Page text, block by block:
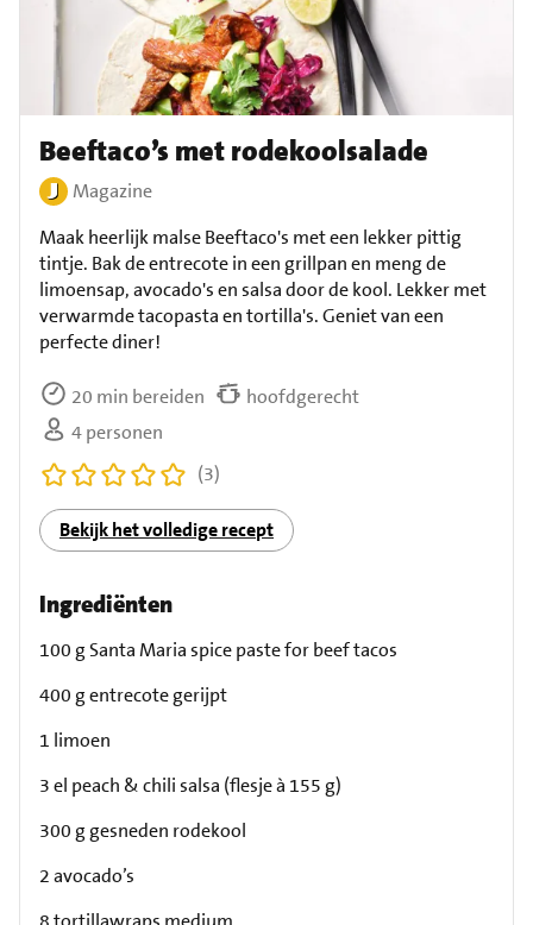
Beeftaco’s met rodekoolsalade
Magazine
Maak heerlijk malse Beeftaco's met een lekker pittig
tintje. Bak de entrecote in een grillpan en meng de
limoensap, avocado's en salsa door de kool. Lekker met
verwarmde tacopasta en tortilla's. Geniet van een
perfecte diner!
20 min bereiden
hoofdgerecht
4 personen
(3)
Bekijk het volledige recept
Ingrediënten
100 g Santa Maria spice paste for beef tacos
400 g entrecote gerijpt
1 limoen
3 el peach & chili salsa (flesje à 155 g)
300 g gesneden rodekool
2 avocado’s